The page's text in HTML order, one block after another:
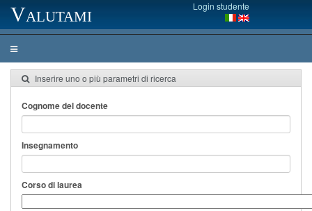
Valutami Login studente
Inserire uno o più parametri di ricerca
Cognome del docente
Insegnamento
Corso di laurea